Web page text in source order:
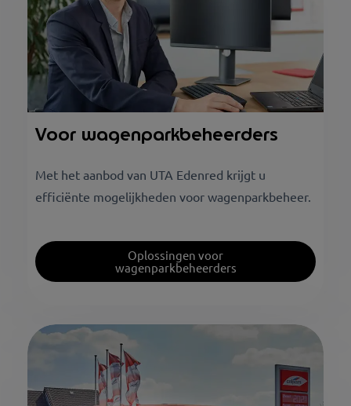
Voor wagenparkbeheerders
Met het aanbod van UTA Edenred krijgt u
efficiënte mogelijkheden voor wagenparkbeheer.
Oplossingen voor
wagenparkbeheerders